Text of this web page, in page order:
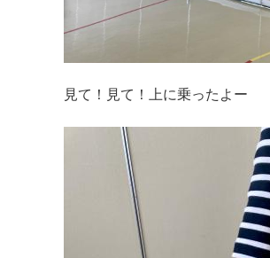
見て！見て！上に乗ったよー